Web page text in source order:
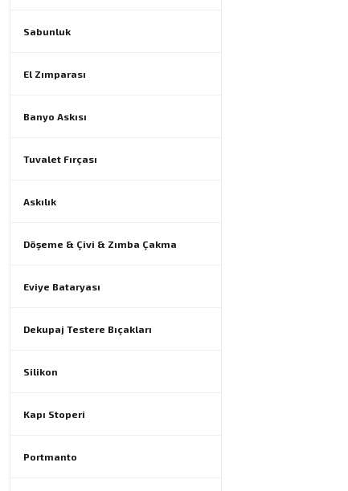
Sabunluk
El Zımparası
Banyo Askısı
Tuvalet Fırçası
Askılık
Döşeme & Çivi & Zımba Çakma
Eviye Bataryası
Dekupaj Testere Bıçakları
Silikon
Kapı Stoperi
Portmanto